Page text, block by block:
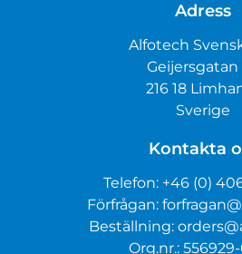
Adress
Alfotech
Geijersgatan
216 18
Sverige
Kontakta
Telefon: +46 (0)
Förfrågan:
Beställning:
Org.nr.: